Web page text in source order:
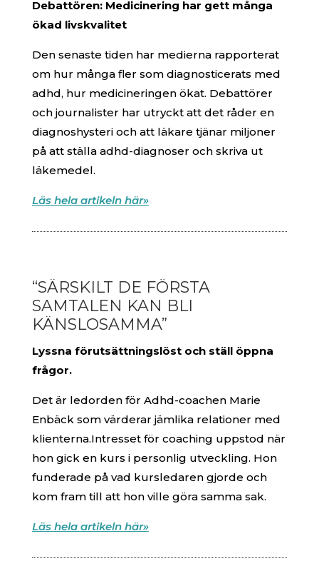
Debattören: Medicinering har gett många
ökad livskvalitet
Den senaste tiden har medierna rapporterat
om hur många fler som diagnosticerats med
adhd, hur medicineringen ökat. Debattörer
och journalister har utryckt att det råder en
diagnoshysteri och att läkare tjänar miljoner
på att ställa adhd-diagnoser och skriva ut
läkemedel.
Läs hela artikeln här»
“SÄRSKILT DE FÖRSTA
SAMTALEN KAN BLI
KÄNSLOSAMMA”
Lyssna förutsättningslöst och ställ öppna
frågor.
Det är ledorden för Adhd-coachen Marie
Enbäck som värderar jämlika relationer med
klienterna.Intresset för coaching uppstod när
hon gick en kurs i personlig utveckling. Hon
funderade på vad kursledaren gjorde och
kom fram till att hon ville göra samma sak.
Läs hela artikeln här»